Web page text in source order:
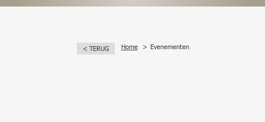
< TERUG Home Evenementen